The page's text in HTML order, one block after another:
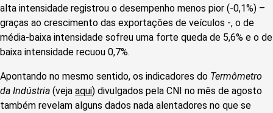
alta intensidade registrou o desempenho menos pior (-0,1%) –
graças ao crescimento das exportações de veículos -, o de
média-baixa intensidade sofreu uma forte queda de 5,6% e o de
baixa intensidade recuou 0,7%.
Apontando no mesmo sentido, os indicadores do Termômetro
da Indústria (veja aqui) divulgados pela CNI no mês de agosto
também revelam alguns dados nada alentadores no que se